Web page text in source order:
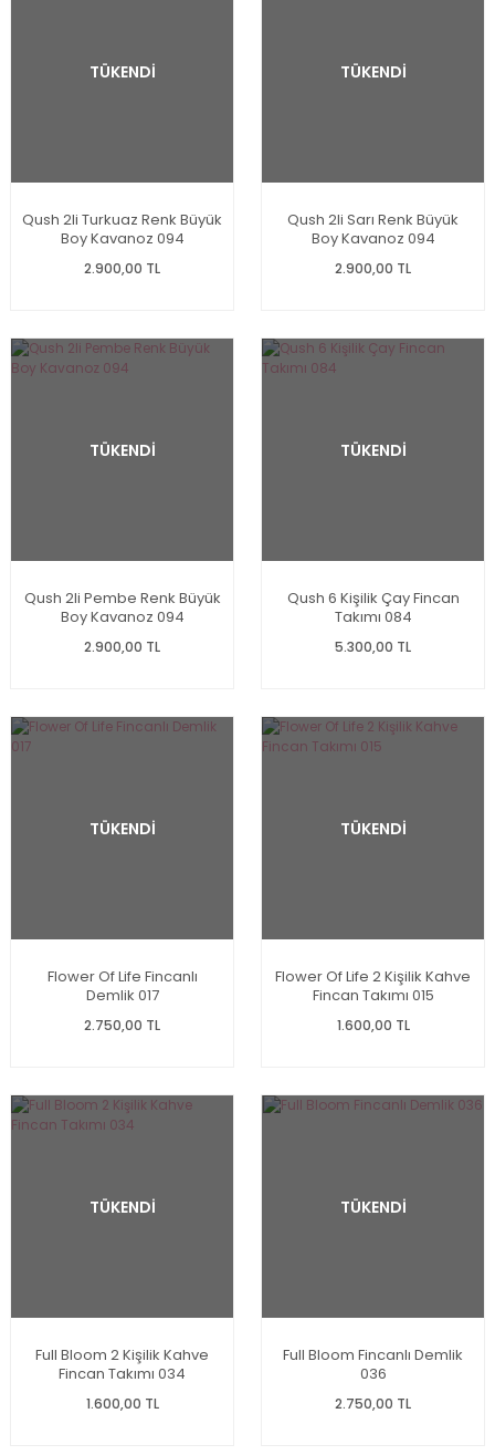
TÜKENDİ
Qush 2li Turkuaz Renk Büyük
Boy Kavanoz 094
2.900,00 TL
TÜKENDİ
Qush 2li Sarı Renk Büyük
Boy Kavanoz 094
2.900,00 TL
TÜKENDİ
Qush 2li Pembe Renk Büyük
Boy Kavanoz 094
2.900,00 TL
TÜKENDİ
Qush 6 Kişilik Çay Fincan
Takımı 084
5.300,00 TL
TÜKENDİ
Flower Of Life Fincanlı
Demlik 017
2.750,00 TL
TÜKENDİ
Flower Of Life 2 Kişilik Kahve
Fincan Takımı 015
1.600,00 TL
TÜKENDİ
Full Bloom 2 Kişilik Kahve
Fincan Takımı 034
1.600,00 TL
TÜKENDİ
Full Bloom Fincanlı Demlik
036
2.750,00 TL